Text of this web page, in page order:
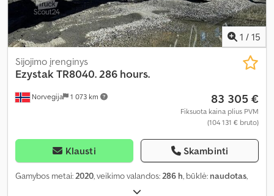
1 / 15
Norvegija 1 073 km
Sijojimo įrenginys
EzystakTR8040. 286 hours.
83 305 €
Fiksuota kaina plius PVM
(104 131 € bruto)
Klausti Skambinti
Gamybos metai:2020, veikimo valandos:286 h, būklė: naudotas,